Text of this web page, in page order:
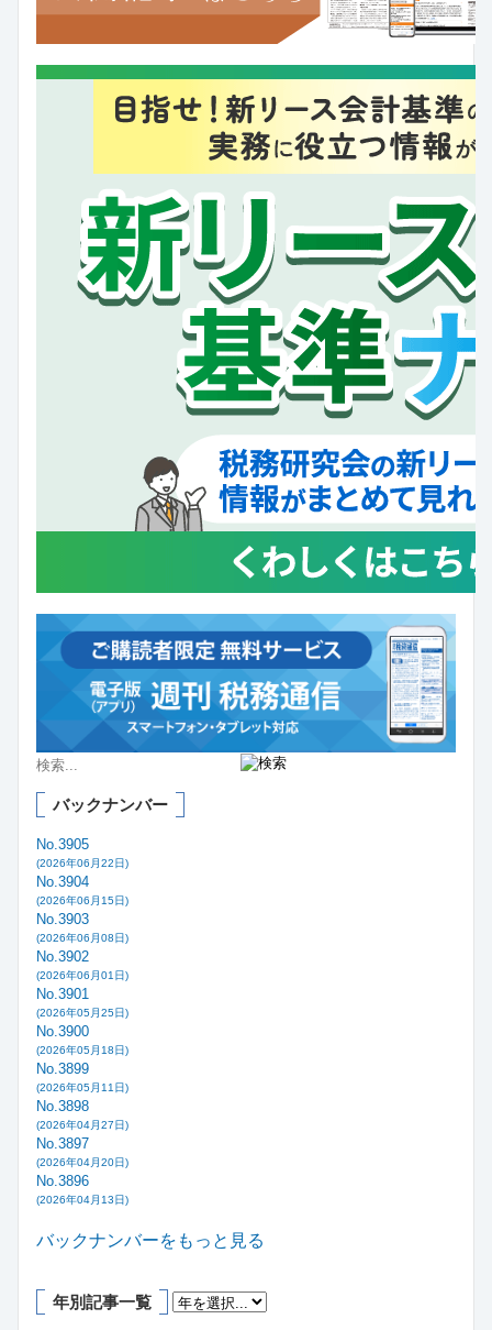
バックナンバー
No.3905
(2026年06月22日)
No.3904
(2026年06月15日)
No.3903
(2026年06月08日)
No.3902
(2026年06月01日)
No.3901
(2026年05月25日)
No.3900
(2026年05月18日)
No.3899
(2026年05月11日)
No.3898
(2026年04月27日)
No.3897
(2026年04月20日)
No.3896
(2026年04月13日)
バックナンバーをもっと見る
年別記事一覧